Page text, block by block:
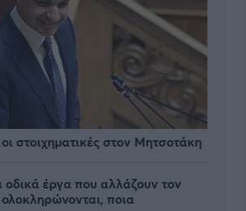
στοιχηματικές στον Μητσοτάκη
οδικά έργα που αλλάζουν τον
ποια